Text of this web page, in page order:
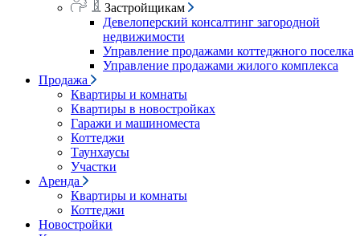
Застройщикам
Девелоперский консалтинг загородной
недвижимости
Управление продажами коттеджного поселка
Управление продажами жилого комплекса
Продажа
Квартиры и комнаты
Квартиры в новостройках
Гаражи и машиноместа
Коттеджи
Таунхаусы
Участки
Аренда
Квартиры и комнаты
Коттеджи
Новостройки